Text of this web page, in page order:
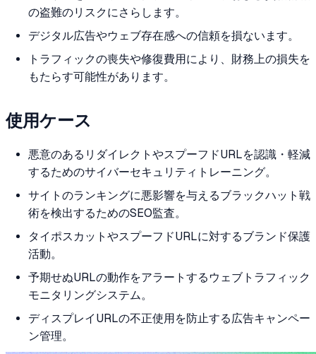
の盗難のリスクにさらします。
デジタル広告やウェブ存在感への信頼を損ないます。
トラフィックの喪失や修復費用により、財務上の損失を
もたらす可能性があります。
使用ケース
悪意のあるリダイレクトやスプーフドURLを認識・軽減
するためのサイバーセキュリティトレーニング。
サイトのランキングに悪影響を与えるブラックハット戦
術を検出するためのSEO監査。
タイポスカットやスプーフドURLに対するブランド保護
活動。
予期せぬURLの動作をアラートするウェブトラフィック
モニタリングシステム。
ディスプレイURLの不正使用を防止する広告キャンペー
ン管理。